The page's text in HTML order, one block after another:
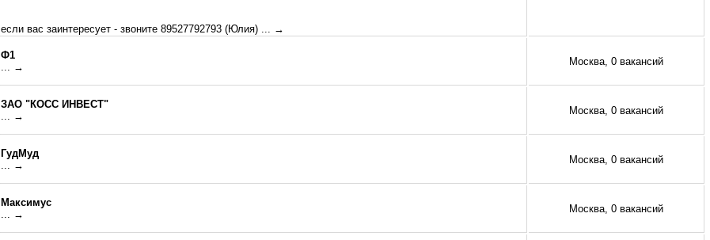
если вас заинтересует - звоните 89527792793 (Юлия) ... →
Ф1
... →
Москва, 0 вакансий
ЗАО "КОСС ИНВЕСТ"
... →
Москва, 0 вакансий
ГудМуд
... →
Москва, 0 вакансий
Mаксимус
... →
Москва, 0 вакансий